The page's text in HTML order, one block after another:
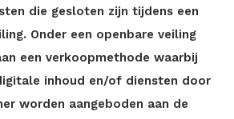
die gesloten zijn tijdens een
Onder een openbare veiling
een verkoopmethode waarbij
inhoud en/of diensten door
worden aangeboden aan de